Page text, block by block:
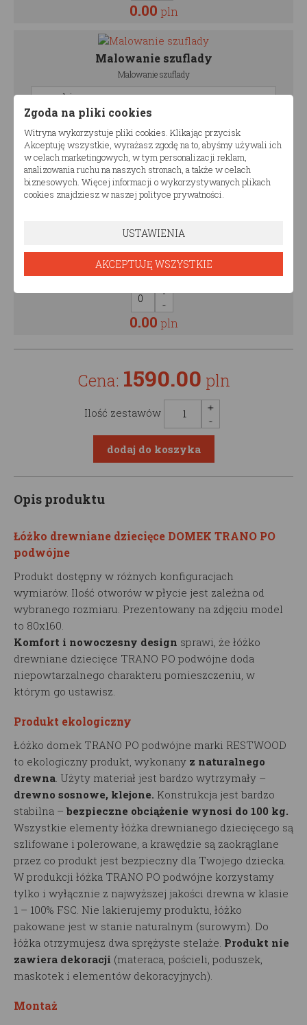
0.00 pln
Malowanie szuflady
Malowanie szuflady
od250,00
0.00pln
Malowanie półki
od180,00pln
0.00 pln
Cena: 1590.00 pln
Ilość zestawów
Opis produktu
Łóżko drewniane dziecięce DOMEK TRANO PO
podwójne
Produkt dostępny w różnych konfiguracjach
wymiarów. Ilość otworów w płycie jest zależna od
wybranego rozmiaru. Prezentowany na zdjęciu model
to 80x160.
Komfort i nowoczesny design sprawi, że łóżko
drewniane dziecięce TRANO PO podwójne doda
niepowtarzalnego charakteru pomieszczeniu, w
którym go ustawisz.
Produkt ekologiczny
Łóżko domek TRANO PO podwójne marki RESTWOOD
to ekologiczny produkt, wykonany z naturalnego
drewna. Użyty materiał jest bardzo wytrzymały –
drewno sosnowe, klejone. Konstrukcja jest bardzo
stabilna – bezpieczne obciążenie wynosi do 100 kg.
Wszystkie elementy łóżka drewnianego dziecięcego są
szlifowane i polerowane, a krawędzie są zaokrąglane
przez co produkt jest bezpieczny dla Twojego dziecka.
W produkcji łóżka TRANO PO podwójne korzystamy
tylko i wyłącznie z najwyższej jakości drewna w klasie
1 – 100% FSC. Nie lakierujemy produktu, łóżko
pakowane jest w stanie naturalnym (surowym). Do
łóżka otrzymujesz dwa sprężyste stelaże. Produkt nie
zawiera dekoracji (materaca, pościeli, poduszek,
maskotek i elementów dekoracyjnych).
Montaż
Zgoda na pliki cookies
Witryna wykorzystuje pliki cookies. Klikając przycisk
Akceptuję wszystkie, wyrażasz zgodę na to, abyśmy używali ich
w celach marketingowych, w tym personalizacji reklam,
analizowania ruchu na naszych stronach, a także w celach
biznesowych. Więcej informacji o wykorzystywanych plikach
cookies znajdziesz w naszej polityce prywatności.
USTAWIENIA
AKCEPTUJĘ WSZYSTKIE